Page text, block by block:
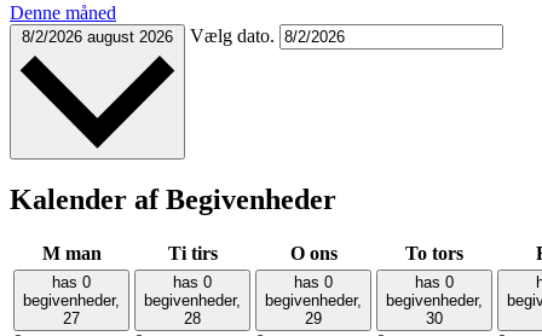
Denne måned
8/2/2026 august 2026 Vælg dato.
Kalender af Begivenheder
M man Titirs O ons To tors
has 0
begivenheder,
27
has 0
begivenheder,
28
has 0
begivenheder,
29
has 0
begivenheder,
30